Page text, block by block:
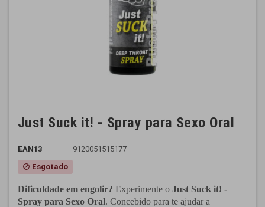
Just Suck it! - Spray para Sexo Oral
EAN13 9120051515177
block Esgotado
Dificuldade em engolir? Experimente o Just Suck it! -
Spray para Sexo Oral. Concebido para te ajudar a